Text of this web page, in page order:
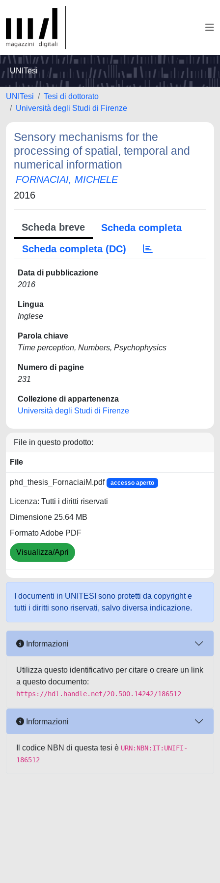
UNITesi
UNITesi
Tesi di dottorato
Università degli Studi di Firenze
Sensory mechanisms for the
processing of spatial, temporal and
numerical information
FORNACIAI, MICHELE
2016
Scheda breve
Scheda completa
Scheda completa (DC)
Data di pubblicazione
2016
Lingua
Inglese
Parola chiave
Time perception, Numbers, Psychophysics
Numero di pagine
231
Collezione di appartenenza
Università degli Studi di Firenze
File in questo prodotto:
File
phd_thesis_FornaciaiM.pdf accesso aperto
Licenza: Tutti i diritti riservati
Dimensione 25.64 MB
Formato Adobe PDF
Visualizza/Apri
I documenti in UNITESI sono protetti da copyright e
tutti i diritti sono riservati, salvo diversa indicazione.
Informazioni
Utilizza questo identificativo per citare o creare un link
a questo documento:
https://hdl.handle.net/20.500.14242/186512
Informazioni
Il codice NBN di questa tesi è URN:NBN:IT:UNIFI-
186512